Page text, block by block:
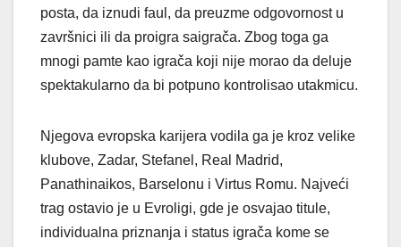
posta, da iznudi faul, da preuzme odgovornost u
završnici ili da proigra saigrača. Zbog toga ga
mnogi pamte kao igrača koji nije morao da deluje
spektakularno da bi potpuno kontrolisao utakmicu.
Njegova evropska karijera vodila ga je kroz velike
klubove, Zadar, Stefanel, Real Madrid,
Panathinaikos, Barselonu i Virtus Romu. Najveći
trag ostavio je u Evroligi, gde je osvajao titule,
individualna priznanja i status igrača kome se